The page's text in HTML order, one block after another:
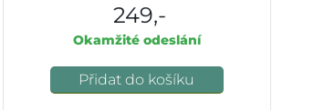
249,-
Okamžité odeslání
Přidat do košíku